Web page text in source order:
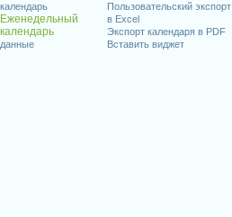
календарь
Еженедельный
календарь
данные
Пользовательский экспорт
в Excel
Экспорт календаря в PDF
Вставить виджет